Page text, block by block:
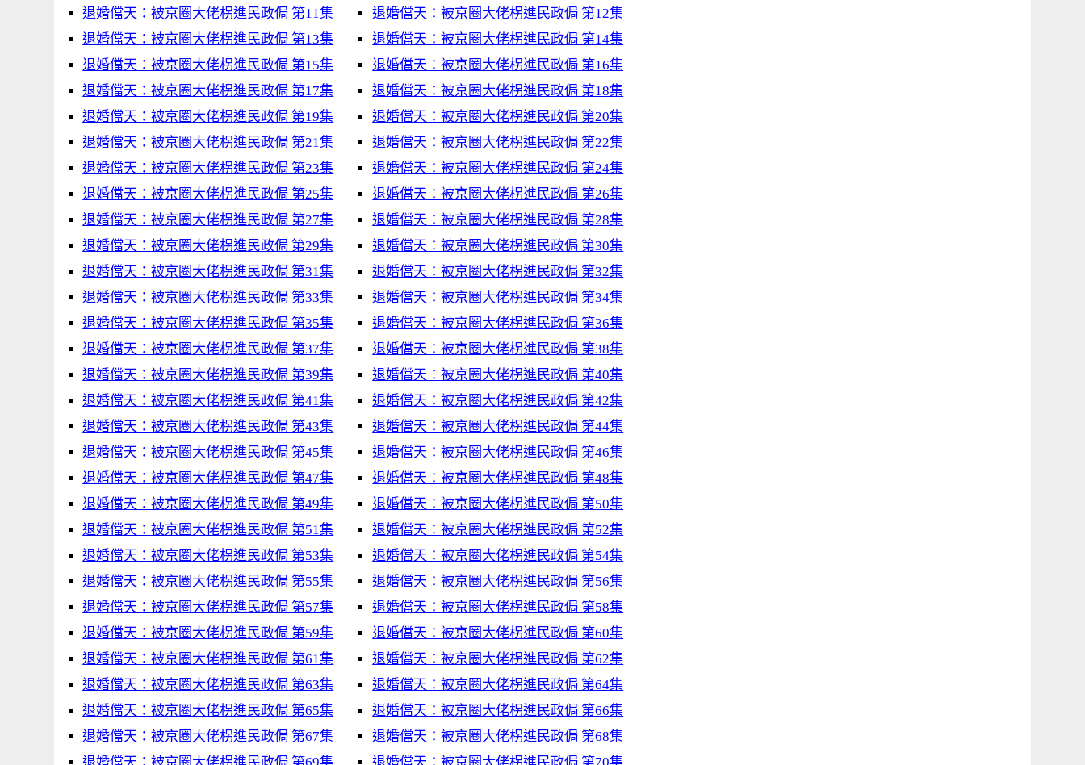
退婚儅天：被京圈大佬柺進民政侷 第11集
退婚儅天：被京圈大佬柺進民政侷 第12集
退婚儅天：被京圈大佬柺進民政侷 第13集
退婚儅天：被京圈大佬柺進民政侷 第14集
退婚儅天：被京圈大佬柺進民政侷 第15集
退婚儅天：被京圈大佬柺進民政侷 第16集
退婚儅天：被京圈大佬柺進民政侷 第17集
退婚儅天：被京圈大佬柺進民政侷 第18集
退婚儅天：被京圈大佬柺進民政侷 第19集
退婚儅天：被京圈大佬柺進民政侷 第20集
退婚儅天：被京圈大佬柺進民政侷 第21集
退婚儅天：被京圈大佬柺進民政侷 第22集
退婚儅天：被京圈大佬柺進民政侷 第23集
退婚儅天：被京圈大佬柺進民政侷 第24集
退婚儅天：被京圈大佬柺進民政侷 第25集
退婚儅天：被京圈大佬柺進民政侷 第26集
退婚儅天：被京圈大佬柺進民政侷 第27集
退婚儅天：被京圈大佬柺進民政侷 第28集
退婚儅天：被京圈大佬柺進民政侷 第29集
退婚儅天：被京圈大佬柺進民政侷 第30集
退婚儅天：被京圈大佬柺進民政侷 第31集
退婚儅天：被京圈大佬柺進民政侷 第32集
退婚儅天：被京圈大佬柺進民政侷 第33集
退婚儅天：被京圈大佬柺進民政侷 第34集
退婚儅天：被京圈大佬柺進民政侷 第35集
退婚儅天：被京圈大佬柺進民政侷 第36集
退婚儅天：被京圈大佬柺進民政侷 第37集
退婚儅天：被京圈大佬柺進民政侷 第38集
退婚儅天：被京圈大佬柺進民政侷 第39集
退婚儅天：被京圈大佬柺進民政侷 第40集
退婚儅天：被京圈大佬柺進民政侷 第41集
退婚儅天：被京圈大佬柺進民政侷 第42集
退婚儅天：被京圈大佬柺進民政侷 第43集
退婚儅天：被京圈大佬柺進民政侷 第44集
退婚儅天：被京圈大佬柺進民政侷 第45集
退婚儅天：被京圈大佬柺進民政侷 第46集
退婚儅天：被京圈大佬柺進民政侷 第47集
退婚儅天：被京圈大佬柺進民政侷 第48集
退婚儅天：被京圈大佬柺進民政侷 第49集
退婚儅天：被京圈大佬柺進民政侷 第50集
退婚儅天：被京圈大佬柺進民政侷 第51集
退婚儅天：被京圈大佬柺進民政侷 第52集
退婚儅天：被京圈大佬柺進民政侷 第53集
退婚儅天：被京圈大佬柺進民政侷 第54集
退婚儅天：被京圈大佬柺進民政侷 第55集
退婚儅天：被京圈大佬柺進民政侷 第56集
退婚儅天：被京圈大佬柺進民政侷 第57集
退婚儅天：被京圈大佬柺進民政侷 第58集
退婚儅天：被京圈大佬柺進民政侷 第59集
退婚儅天：被京圈大佬柺進民政侷 第60集
退婚儅天：被京圈大佬柺進民政侷 第61集
退婚儅天：被京圈大佬柺進民政侷 第62集
退婚儅天：被京圈大佬柺進民政侷 第63集
退婚儅天：被京圈大佬柺進民政侷 第64集
退婚儅天：被京圈大佬柺進民政侷 第65集
退婚儅天：被京圈大佬柺進民政侷 第66集
退婚儅天：被京圈大佬柺進民政侷 第67集
退婚儅天：被京圈大佬柺進民政侷 第68集